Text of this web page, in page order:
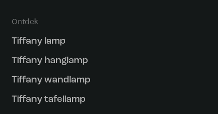
Ontdek
Tiffany lamp
Tiffany hanglamp
Tiffany wandlamp
Tiffany tafellamp